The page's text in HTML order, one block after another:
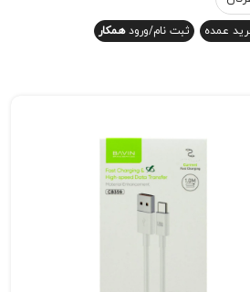
ثبت نام/ورودهمکار